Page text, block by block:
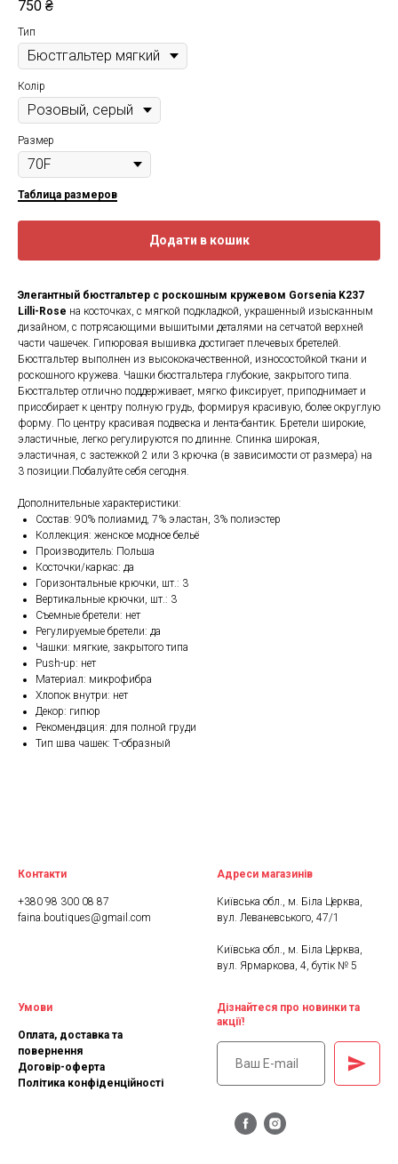
750 ₴
Тип
Колір
Размер
Таблица размеров
Додати в кошик
Элегантный бюстгальтер с роскошным кружевом Gorsenia K237
Lilli-Rose на косточках, с мягкой подкладкой, украшенный изысканным
дизайном, с потрясающими вышитыми деталями на сетчатой верхней
части чашечек. Гипюровая вышивка достигает плечевых бретелей.
Бюстгальтер выполнен из высококачественной, износостойкой ткани и
роскошного кружева. Чашки бюстгальтера глубокие, закрытого типа.
Бюстгальтер отлично поддерживает, мягко фиксирует, приподнимает и
присобирает к центру полную грудь, формируя красивую, более округлую
форму. По центру красивая подвеска и лента-бантик. Бретели широкие,
эластичные, легко регулируются по длинне. Спинка широкая,
эластичная, с застежкой 2 или 3 крючка (в зависимости от размера) на
3 позиции.Побалуйте себя сегодня.
Дополнительные характеристики:
Состав: 90% полиамид, 7% эластан, 3% полиэстер
Коллекция: женское модное бельё
Производитель: Польша
Косточки/каркас: да
Горизонтальные крючки, шт.: 3
Вертикальные крючки, шт.: 3
Съемные бретели: нет
Регулируемые бретели: да
Чашки: мягкие, закрытого типа
Push-up: нет
Материал: микрофибра
Хлопок внутри: нет
Декор: гипюр
Рекомендация: для полной груди
Тип шва чашек: Т-образный
Контакти
+380 98 300 08 87
faina.boutiques@gmail.com
Адреси магазинів
Київська обл., м. Біла Церква,
вул. Леваневського, 47/1
Київська обл., м. Біла Церква,
вул. Ярмаркова, 4, бутік № 5
Умови
Оплата, доставка та
повернення
Договір-оферта
Політика конфіденційності
Дізнайтеся про новинки та
акції!